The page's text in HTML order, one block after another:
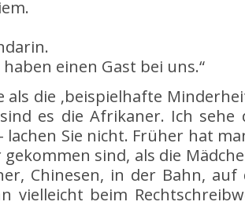
einen Gast bei uns.“
die ‚beispielhafte
es die Afrikaner. Ich sehe
Sie nicht. Früher hat
sind, als die
Chinesen, in der Bahn,
vielleicht beim